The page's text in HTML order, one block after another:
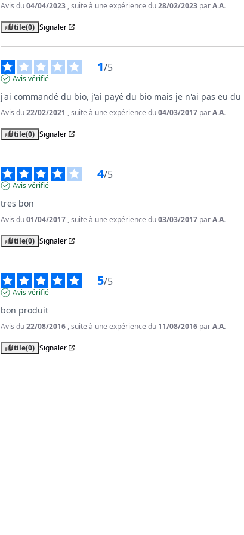
Avis du04/04/2023 , suite à une expérience du28/02/2023 parA.A.
Utile(0) Signaler
1/5
Avis vérifié
j'ai commandé du bio, j'ai payé du bio mais je n'ai pas eu du
Avis du22/02/2021 , suite à une expérience du04/03/2017 parA.A.
Utile(0) Signaler
4/5
Avis vérifié
tres bon
Avis du01/04/2017 , suite à une expérience du03/03/2017 parA.A.
Utile(0) Signaler
5/5
Avis vérifié
bon produit
Avis du22/08/2016 , suite à une expérience du 11/08/2016 parA.A.
Utile(0) Signaler